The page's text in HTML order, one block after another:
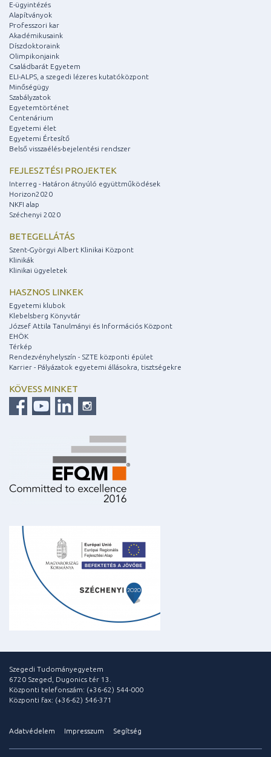
E-ügyintézés
Alapítványok
Professzori kar
Akadémikusaink
Díszdoktoraink
Olimpikonjaink
Családbarát Egyetem
ELI-ALPS, a szegedi lézeres kutatóközpont
Minőségügy
Szabályzatok
Egyetemtörténet
Centenárium
Egyetemi élet
Egyetemi Értesítő
Belső visszaélés-bejelentési rendszer
FEJLESZTÉSI PROJEKTEK
Interreg - Határon átnyúló együttműködések
Horizon2020
NKFI alap
Széchenyi 2020
BETEGELLÁTÁS
Szent-Györgyi Albert Klinikai Központ
Klinikák
Klinikai ügyeletek
HASZNOS LINKEK
Egyetemi klubok
Klebelsberg Könyvtár
József Attila Tanulmányi és Információs Központ
EHÖK
Térkép
Rendezvényhelyszín - SZTE központi épület
Karrier - Pályázatok egyetemi állásokra, tisztségekre
KÖVESS MINKET
Szegedi Tudományegyetem
6720 Szeged, Dugonics tér 13.
Központi telefonszám: (+36-62) 544-000
Központi fax: (+36-62) 546-371
Adatvédelem Impresszum Segítség